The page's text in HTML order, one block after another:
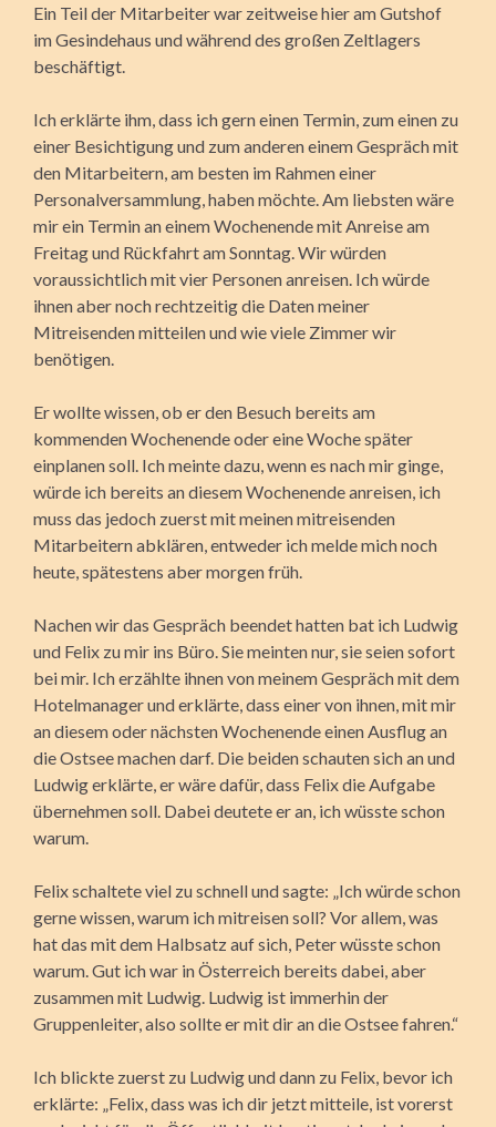
Ein Teil der Mitarbeiter war zeitweise hier am Gutshof
im Gesindehaus und während des großen Zeltlagers
beschäftigt.
Ich erklärte ihm, dass ich gern einen Termin, zum einen zu
einer Besichtigung und zum anderen einem Gespräch mit
den Mitarbeitern, am besten im Rahmen einer
Personalversammlung, haben möchte. Am liebsten wäre
mir ein Termin an einem Wochenende mit Anreise am
Freitag und Rückfahrt am Sonntag. Wir würden
voraussichtlich mit vier Personen anreisen. Ich würde
ihnen aber noch rechtzeitig die Daten meiner
Mitreisenden mitteilen und wie viele Zimmer wir
benötigen.
Er wollte wissen, ob er den Besuch bereits am
kommenden Wochenende oder eine Woche später
einplanen soll. Ich meinte dazu, wenn es nach mir ginge,
würde ich bereits an diesem Wochenende anreisen, ich
muss das jedoch zuerst mit meinen mitreisenden
Mitarbeitern abklären, entweder ich melde mich noch
heute, spätestens aber morgen früh.
Nachen wir das Gespräch beendet hatten bat ich Ludwig
und Felix zu mir ins Büro. Sie meinten nur, sie seien sofort
bei mir. Ich erzählte ihnen von meinem Gespräch mit dem
Hotelmanager und erklärte, dass einer von ihnen, mit mir
an diesem oder nächsten Wochenende einen Ausflug an
die Ostsee machen darf. Die beiden schauten sich an und
Ludwig erklärte, er wäre dafür, dass Felix die Aufgabe
übernehmen soll. Dabei deutete er an, ich wüsste schon
warum.
Felix schaltete viel zu schnell und sagte: „Ich würde schon
gerne wissen, warum ich mitreisen soll? Vor allem, was
hat das mit dem Halbsatz auf sich, Peter wüsste schon
warum. Gut ich war in Österreich bereits dabei, aber
zusammen mit Ludwig. Ludwig ist immerhin der
Gruppenleiter, also sollte er mit dir an die Ostsee fahren.“
Ich blickte zuerst zu Ludwig und dann zu Felix, bevor ich
erklärte: „Felix, dass was ich dir jetzt mitteile, ist vorerst